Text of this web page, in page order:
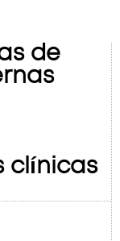
de
clínicas